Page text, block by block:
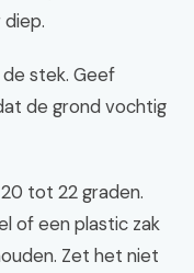
stek. Geef
de grond vochtig
tot 22 graden.
of een plastic zak
Zet het niet